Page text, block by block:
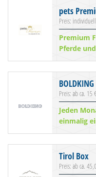
pets
Preis:
Premium
Pferde
BOLDKING
Preis: ab ca. 15
Jeden
einmalig
Tirol Box
Preis: ab ca.